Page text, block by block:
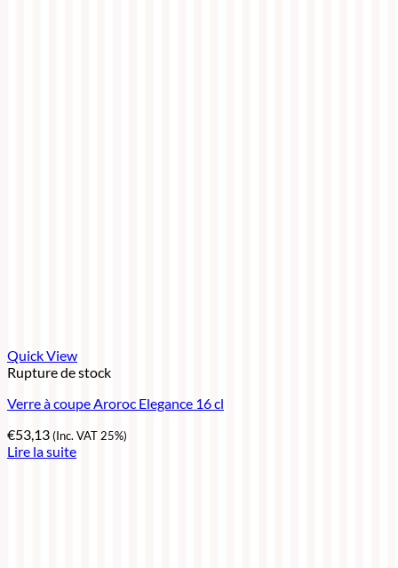
Quick View
Rupture de stock
Verre à coupe Aroroc Elegance 16 cl
€53,13(Inc. VAT 25%)
Lire la suite